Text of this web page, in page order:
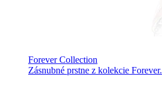
Forever Collection
Zásnubné prstne z kolekcie Forever.